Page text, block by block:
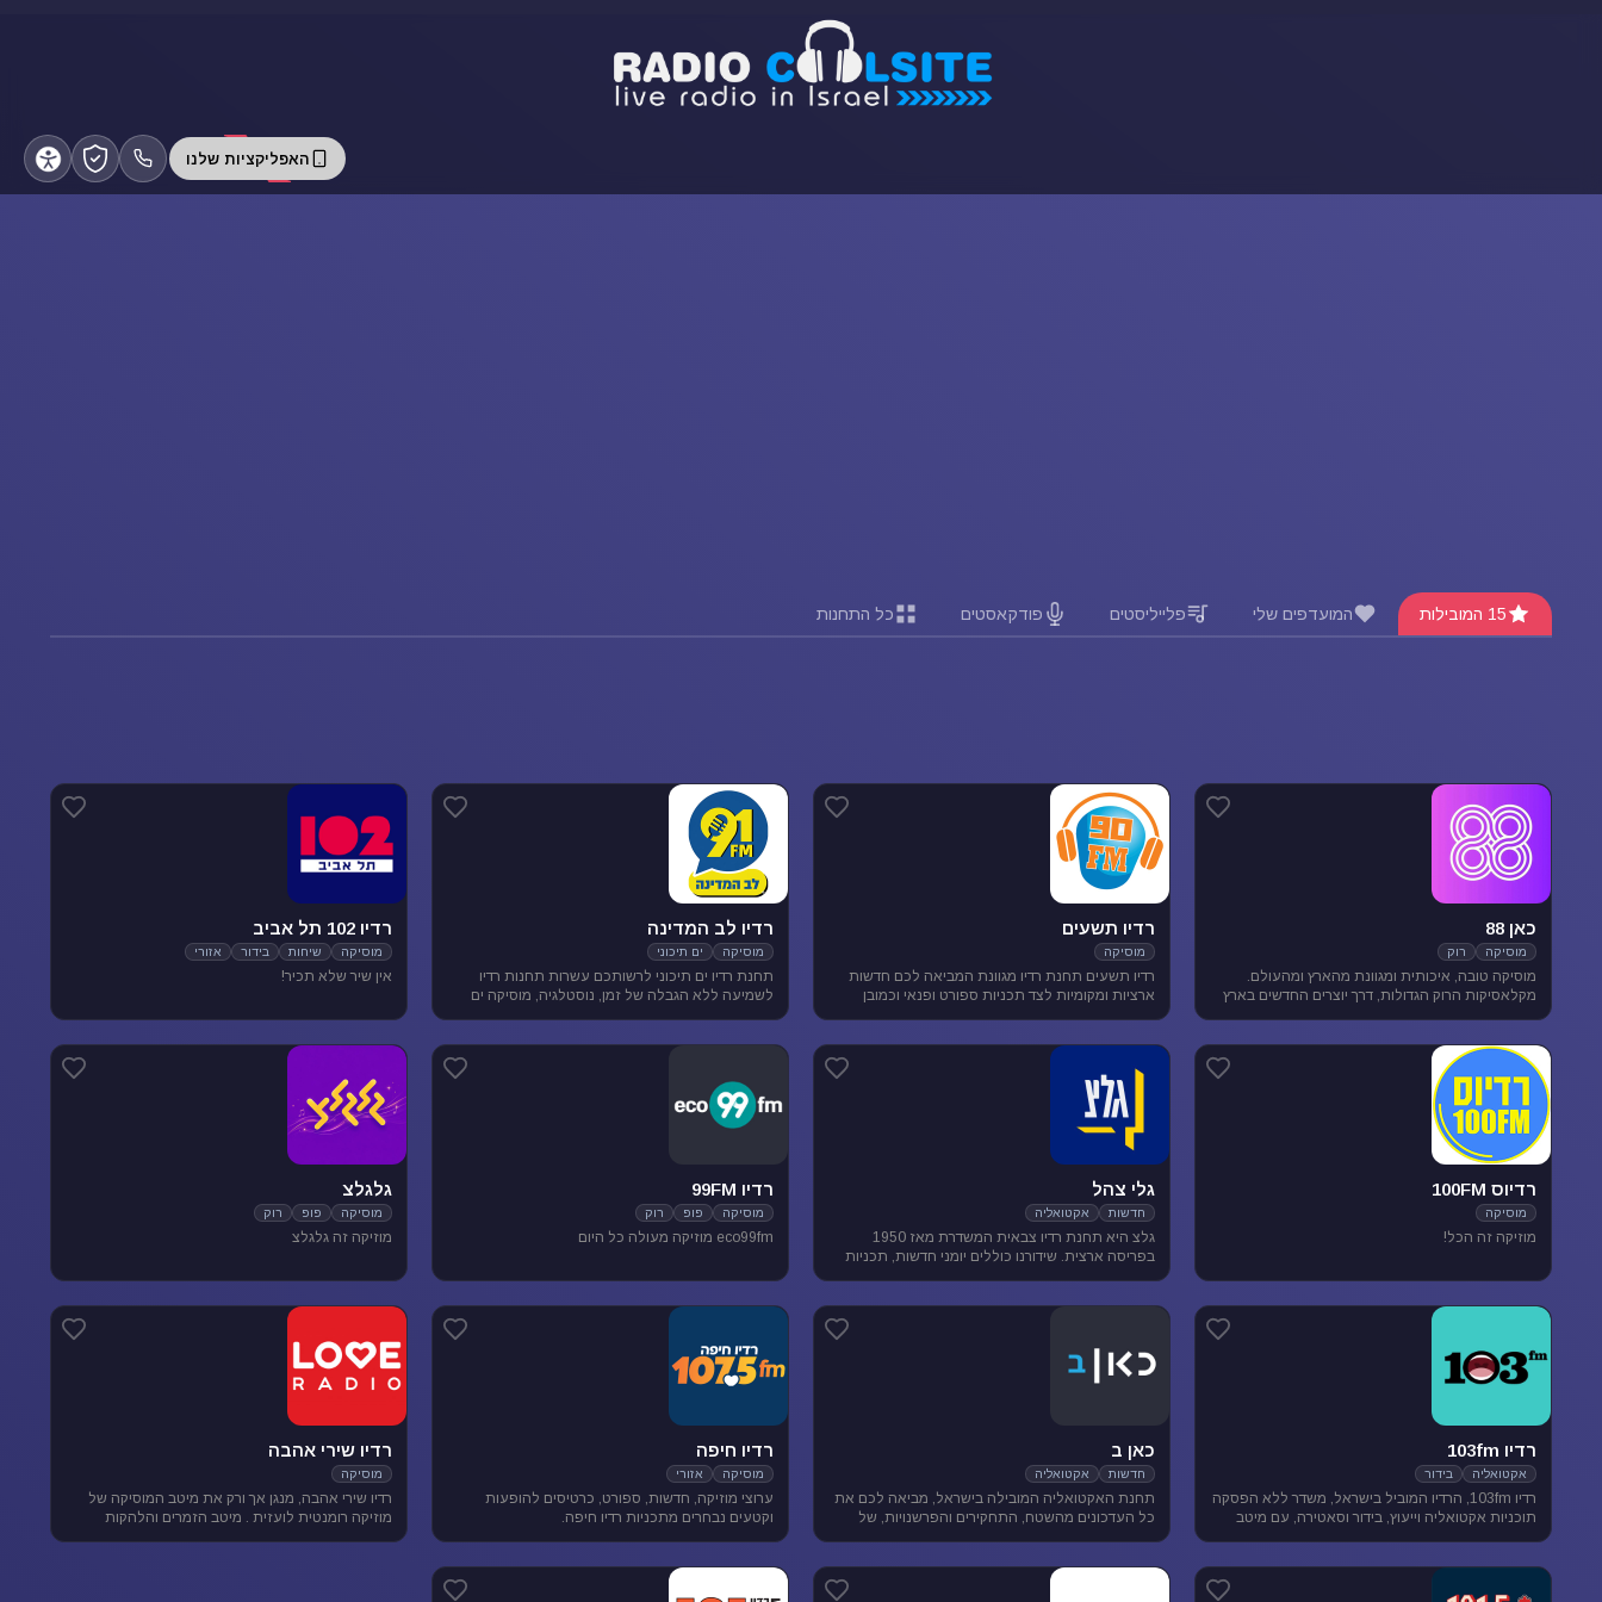
האפליקציות שלנו
15 המובילות המועדפים שלי פלייליסטים פודקאסטים כל התחנות
כאן 88
מוסיקה רוק
מוסיקה טובה, איכותית ומגוונת מהארץ ומהעולם.
מקלאסיקות הרוק הגדולות, דרך יוצרים החדשים בארץ
רדיו תשעים
מוסיקה
רדיו תשעים תחנת רדיו מגוונת המביאה לכם חדשות
ארציות ומקומיות לצד תכניות ספורט ופנאי וכמובן
רדיו לב המדינה
מוסיקה ים תיכוני
תחנת רדיו ים תיכוני לרשותכם עשרות תחנות רדיו
לשמיעה ללא הגבלה של זמן, נוסטלגיה, מוסיקה ים
רדיו 102 תל אביב
מוסיקה שיחות בידור אזורי
אין שיר שלא תכיר!
רדיוס 100FM
מוסיקה
מוזיקה זה הכל!
גלי צהל
חדשות אקטואליה
גלצ היא תחנת רדיו צבאית המשדרת מאז 1950
בפריסה ארצית. שידורנו כוללים יומני חדשות, תכניות
רדיו 99FM
מוסיקה פופ רוק
eco99fm מוזיקה מעולה כל היום
גלגלצ
מוסיקה פופ רוק
מוזיקה זה גלגלצ
רדיו 103fm
אקטואליה בידור
רדיו 103fm, הרדיו המוביל בישראל, משדר ללא הפסקה
תוכניות אקטואליה וייעוץ, בידור וסאטירה, עם מיטב
כאן ב
חדשות אקטואליה
תחנת האקטואליה המובילה בישראל, מביאה לכם את
כל העדכונים מהשטח, התחקירים והפרשנויות, של
רדיו חיפה
מוסיקה אזורי
ערוצי מוזיקה, חדשות, ספורט, כרטיסים להופעות
וקטעים נבחרים מתכניות רדיו חיפה.
רדיו שירי אהבה
מוסיקה
רדיו שירי אהבה, מנגן אך ורק את מיטב המוסיקה של
מוזיקה רומנטית לועזית . מיטב הזמרים והלהקות